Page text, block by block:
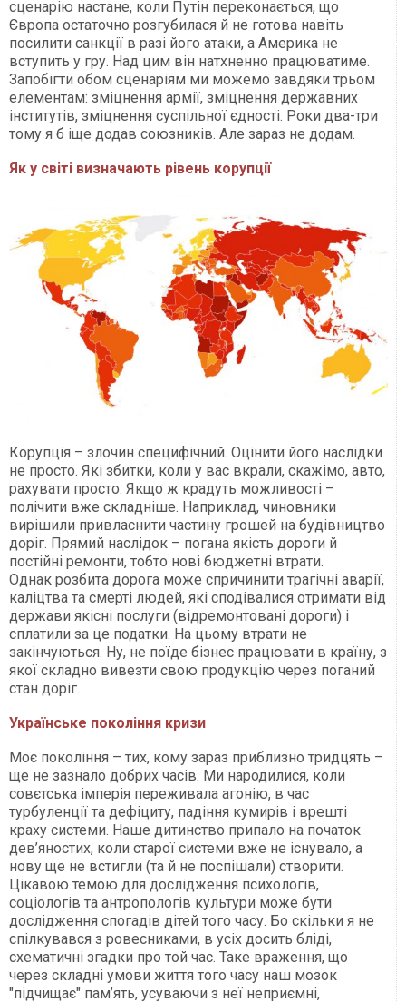
сценарію настане, коли Путін переконається, що
Європа остаточно розгубилася й не готова навіть
посилити санкції в разі його атаки, а Америка не
вступить у гру. Над цим він натхненно працюватиме.
Запобігти обом сценаріям ми можемо завдяки трьом
елементам: зміцнення армії, зміцнення державних
інститутів, зміцнення суспільної єдності. Роки два-три
тому я б іще додав союзників. Але зараз не додам.
Як у світі визначають рівень корупції
Корупція – злочин специфічний. Оцінити його наслідки
не просто. Які збитки, коли у вас вкрали, скажімо, авто,
рахувати просто. Якщо ж крадуть можливості –
полічити вже складніше. Наприклад, чиновники
вирішили привласнити частину грошей на будівництво
доріг. Прямий наслідок – погана якість дороги й
постійні ремонти, тобто нові бюджетні втрати.
Однак розбита дорога може спричинити трагічні аварії,
каліцтва та смерті людей, які сподівалися отримати від
держави якісні послуги (відремонтовані дороги) і
сплатили за це податки. На цьому втрати не
закінчуються. Ну, не поїде бізнес працювати в країну, з
якої складно вивезти свою продукцію через поганий
стан доріг.
Українське покоління кризи
Моє покоління – тих, кому зараз приблизно тридцять –
ще не зазнало добрих часів. Ми народилися, коли
совєтська імперія переживала агонію, в час
турбуленції та дефіциту, падіння кумирів і врешті
краху системи. Наше дитинство припало на початок
дев’яностих, коли старої системи вже не існувало, а
нову ще не встигли (та й не поспішали) створити.
Цікавою темою для дослідження психологів,
соціологів та антропологів культури може бути
дослідження спогадів дітей того часу. Бо скільки я не
спілкувався з ровесниками, в усіх досить бліді,
схематичні згадки про той час. Таке враження, що
через складні умови життя того часу наш мозок
"підчищає" пам’ять, усуваючи з неї неприємні,